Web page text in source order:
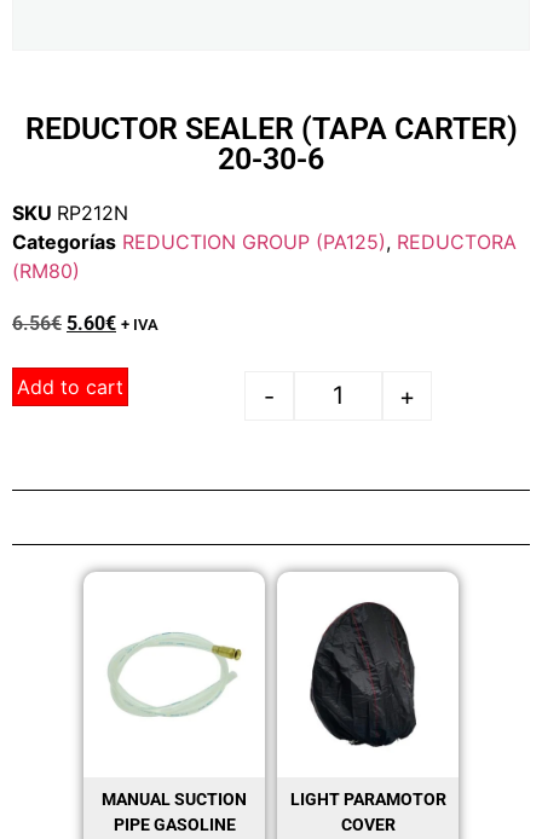
REDUCTOR SEALER (TAPA CARTER)
20-30-6
SKU RP212N
Categorías REDUCTION GROUP (PA125), REDUCTORA
(RM80)
6.56€ 5.60€ + IVA
- +
Add to cart
MANUAL SUCTION
PIPE GASOLINE
LIGHT PARAMOTOR
COVER